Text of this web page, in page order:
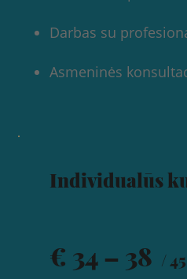
Individualūs
€ 34 – 38 /
Darbas su
Asmeninės